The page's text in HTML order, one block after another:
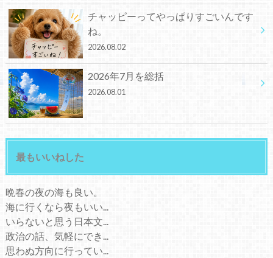
チャッピーってやっぱりすごいんです
ね。
2026.08.02
2026年7月を総括
2026.08.01
最もいいねした
晩春の夜の海も良い。
海に行くなら夜もいい...
いらないと思う日本文...
政治の話、気軽にでき...
思わぬ方向に行ってい...